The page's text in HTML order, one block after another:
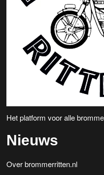
Het platform voor alle
Nieuws
Over brommerritten.nl